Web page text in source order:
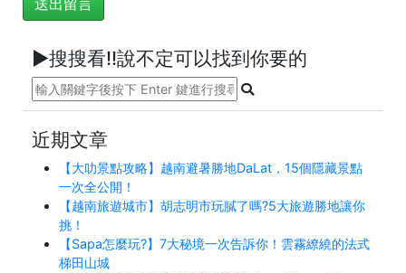
►搜搜看!!說不定可以找到你要的
近期文章
【大叻景點攻略】越南避暑勝地DaLat，15個隱藏景點
一次全公開！
【越南旅遊城市】胡志明市玩膩了嗎?5大旅遊勝地讓你
挑！
【Sapa怎麼玩?】7大秘境一次告訴你！雲霧繚繞的法式
梯田山城